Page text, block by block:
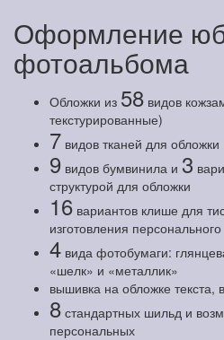
Оформление
фотоальбома
Обложки из 58 видов
текстурированные)
7 видов тканей для обложки
9 видов бумвинила и 3
структурой для обложки
16 вариантов клише для
изготовления персонального
4 вида фотобумаги:
«шелк» и «металлик»
вышивка на обложке текста,
8 стандартных шильд и
персональных